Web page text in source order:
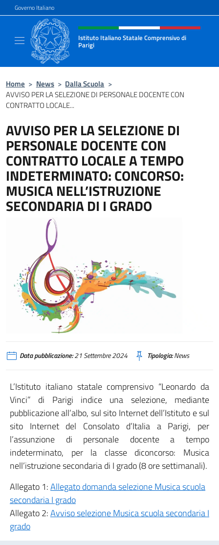
Salta al contenuto
Governo Italiano
Intestazione sito, social e menù
Istituto Italiano Statale Comprensivo di
Parigi
Home > News > Dalla Scuola >
AVVISO PER LA SELEZIONE DI PERSONALE DOCENTE CON
CONTRATTO LOCALE...
AVVISO PER LA SELEZIONE DI
PERSONALE DOCENTE CON
CONTRATTO LOCALE A TEMPO
INDETERMINATO: CONCORSO:
MUSICA NELL’ISTRUZIONE
SECONDARIA DI I GRADO
Data pubblicazione:21 Settembre 2024 Tipologia:News
L’Istituto italiano statale comprensivo “Leonardo da
Vinci” di Parigi indice una selezione, mediante
pubblicazione all’albo, sul sito Internet dell’Istituto e sul
sito Internet del Consolato d’Italia a Parigi, per
l’assunzione di personale docente a tempo
indeterminato, per la classe diconcorso: Musica
nell’istruzione secondaria di I grado (8 ore settimanali).
Allegato 1:Allegato domanda selezione Musica scuola
secondaria I grado
Allegato 2:Avviso selezione Musica scuola secondaria I
grado